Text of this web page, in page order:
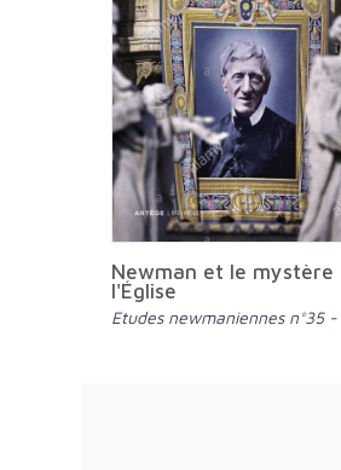
Newman et le mystère
l'Église
Etudes newmaniennes n°35